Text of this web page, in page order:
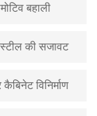
बहाली
की सजावट
विनिर्माण